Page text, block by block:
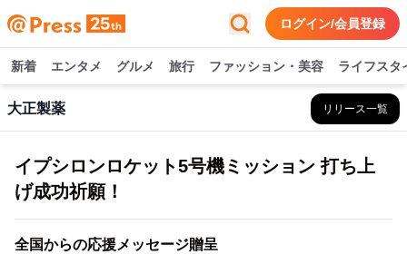
ログイン/会員登録
新着 エンタメ グルメ 旅行 ファッション・美容 ライフスタ
大正製薬 リリース一覧
イプシロンロケット5号機ミッション 打ち上
げ成功祈願！
全国からの応援メッセージ贈呈